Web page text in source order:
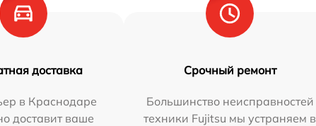
доставка
в Краснодаре
доставит ваше
Срочный ремонт
Большинство неисправностей
техники Fujitsu мы устраняем в